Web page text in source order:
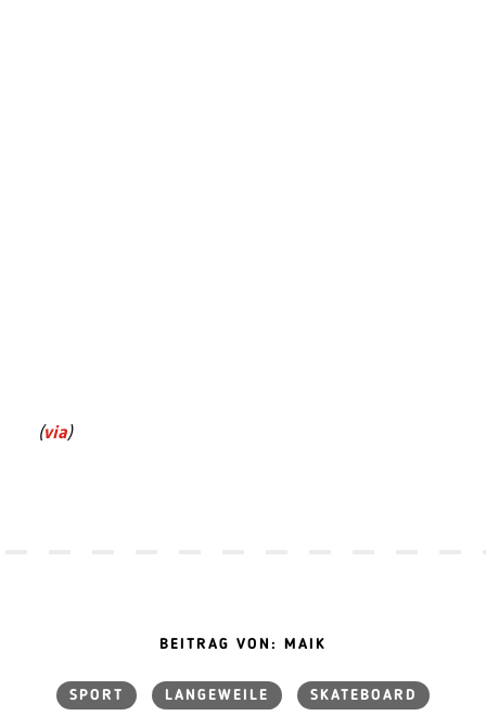
(via)
BEITRAG VON: MAIK
SPORT LANGEWEILE SKATEBOARD